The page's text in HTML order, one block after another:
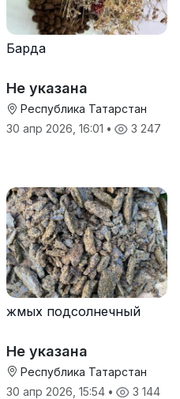
Барда
Не указана
Республика Татарстан
30 апр 2026, 16:01 • 3 247
жмых подсолнечный
Не указана
Республика Татарстан
30 апр 2026, 15:54 • 3 144